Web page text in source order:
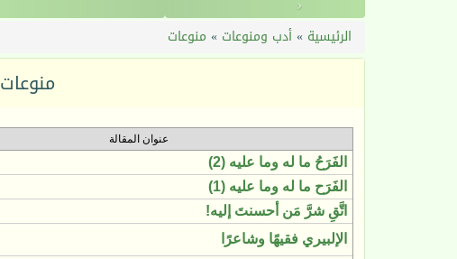
الرئيسية »أدب ومنوعات » منوعات
منوعات
عنوان المقالة
الفَرَحُ ما له وما عليه (2)
الفَرَح ما له وما عليه (1)
اتَّقِ شرَّ مَن أحسنتَ إليه!
الإلبيري فقيهًا وشاعرًا